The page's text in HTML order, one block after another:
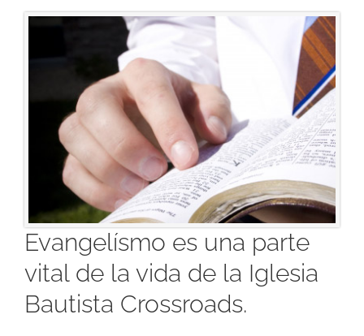
Evangelísmo es una parte
vital de la vida de la Iglesia
Bautista Crossroads.